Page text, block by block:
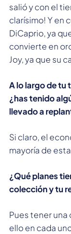
salió y con el
clarísimo! Y en
DiCaprio, ya
convierte en
Joy, ya que su
A lo largo de
¿has tenido
llevado a
Si claro, el
mayoría de
¿Qué planes
colección y tu
Pues tener
ello en cada